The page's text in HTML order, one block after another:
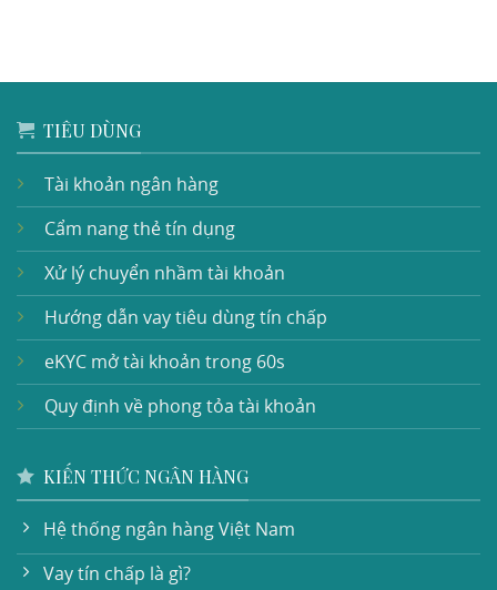
TIÊU DÙNG
Tài khoản ngân hàng
Cẩm nang thẻ tín dụng
Xử lý chuyển nhầm tài khoản
Hướng dẫn vay tiêu dùng tín chấp
eKYC mở tài khoản trong 60s
Quy định về phong tỏa tài khoản
KIẾN THỨC NGÂN HÀNG
Hệ thống ngân hàng Việt Nam
Vay tín chấp là gì?